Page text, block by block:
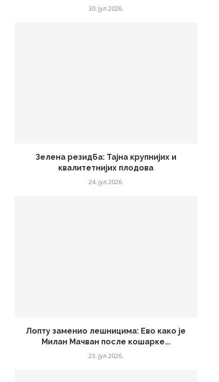
30. јул 2026.
Зелена резидба: Тајна крупнијих и
квалитетнијих плодова
24. јул 2026.
Лопту заменио лешницима: Ево како је
Милан Мачван после кошарке...
23. јул 2026.